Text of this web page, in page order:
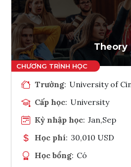
Theory
Trường: University of
Cấp học: University
Kỳ nhập học: Jan,Sep
Học phí: 30,010 USD
Học bổng: Có